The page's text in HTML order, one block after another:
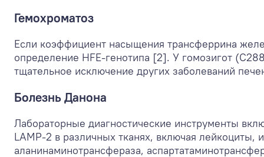
Гемохроматоз
Если коэффициент насыщения трансферрина
определение HFE-генотипа [2]. У гомозигот
тщательное исключение других заболеваний
Болезнь Данона
Лабораторные диагностические инструменты
LAMP-2 в различных тканях, включая
аланинаминотрансфераза,